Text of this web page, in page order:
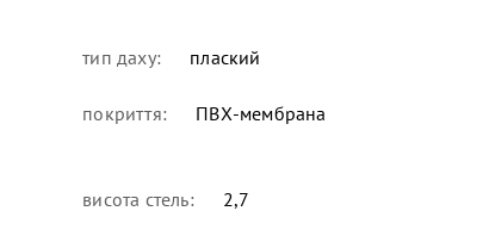
тип даху: плаский
покриття: ПВХ-мембрана
висота стель: 2,7